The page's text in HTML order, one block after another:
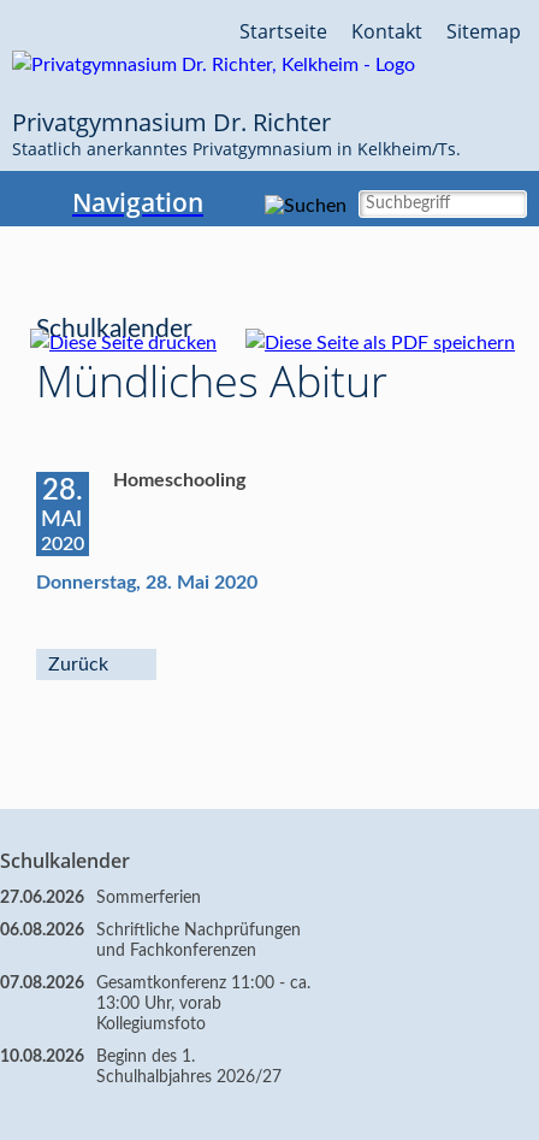
überspringen
Sitemap
Kontakt
Startseite
Privatgymnasium Dr. Richter
Staatlich anerkanntes Privatgymnasium in Kelkheim/Ts.
Navigation
Schulkalender
Mündliches Abitur
28.
MAI
2020
Homeschooling
Donnerstag, 28. Mai 2020
Zurück
Schulkalender
27.06.2026
Sommerferien
06.08.2026
Schriftliche Nachprüfungen
und Fachkonferenzen
07.08.2026
Gesamtkonferenz 11:00 - ca.
13:00 Uhr, vorab
Kollegiumsfoto
10.08.2026
Beginn des 1.
Schulhalbjahres 2026/27